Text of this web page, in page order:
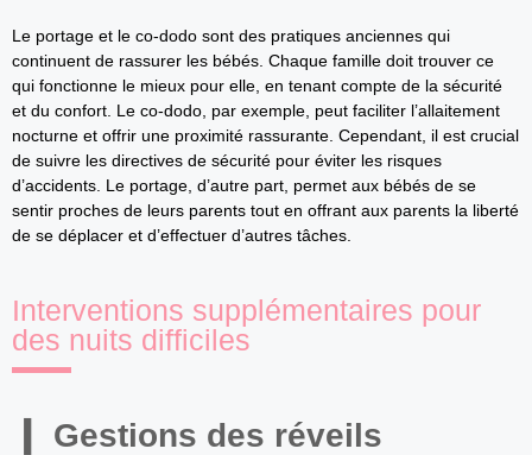
Le portage et le co-dodo sont des pratiques anciennes qui
continuent de rassurer les bébés. Chaque famille doit trouver ce
qui fonctionne le mieux pour elle, en tenant compte de la sécurité
et du confort. Le co-dodo, par exemple, peut faciliter l’allaitement
nocturne et offrir une proximité rassurante. Cependant, il est crucial
de suivre les directives de sécurité pour éviter les risques
d’accidents. Le portage, d’autre part, permet aux bébés de se
sentir proches de leurs parents tout en offrant aux parents la liberté
de se déplacer et d’effectuer d’autres tâches.
Interventions supplémentaires pour
des nuits difficiles
Gestions des réveils